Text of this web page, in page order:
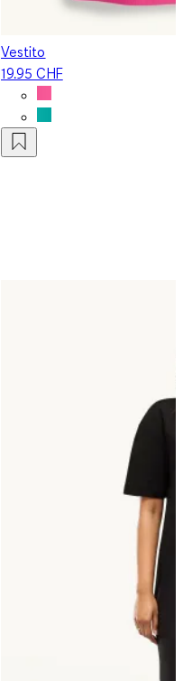
Vestito
19.95 CHF